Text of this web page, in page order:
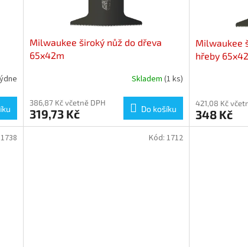
Milwaukee široký nůž do dřeva
65x42m
Skladem (1 ks)
386,87 Kč včetně DPH
319,73 Kč Do košíku
Milwaukee
hřeby
421,08 Kč
348 Kč
1738 Kód: 1712